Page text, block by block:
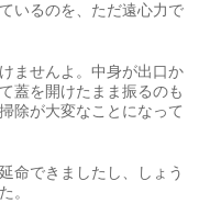
いるのを、ただ遠心力で
ませんよ。中身が出口か
蓋を開けたまま振るのも
除が大変なことになって
命できましたし、しょう
。